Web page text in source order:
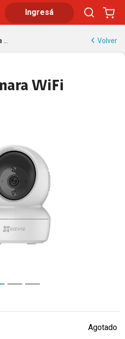
Ingresá
Volver
WiFi
Agotado
| Tienda Claro